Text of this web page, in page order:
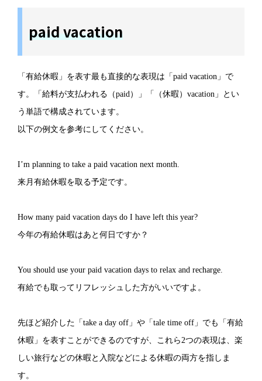
paid vacation
「有給休暇」を表す最も直接的な表現は「paid vacation」で
す。「給料が支払われる（paid）」「（休暇）vacation」とい
う単語で構成されています。
以下の例文を参考にしてください。
I’m planning to take a paid vacation next month.
来月有給休暇を取る予定です。
How many paid vacation days do I have left this year?
今年の有給休暇はあと何日ですか？
You should use your paid vacation days to relax and recharge.
有給でも取ってリフレッシュした方がいいですよ。
先ほど紹介した「take a day off」や「tale time off」でも「有給
休暇」を表すことができるのですが、これら2つの表現は、楽
しい旅行などの休暇と入院などによる休暇の両方を指しま
す。